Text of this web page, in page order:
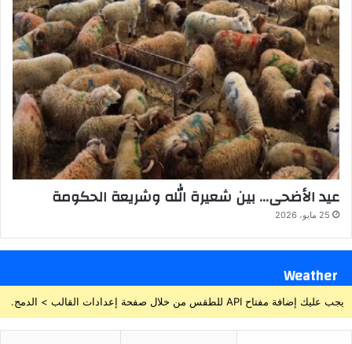
عيد الأضحى… بين شعيرة الله وشريعة الحكومة
25 مايو، 2026
Weather
يجب عليك إضافة مفتاح API للطقس من خلال صفحة إعدادات القالب > الدمج.